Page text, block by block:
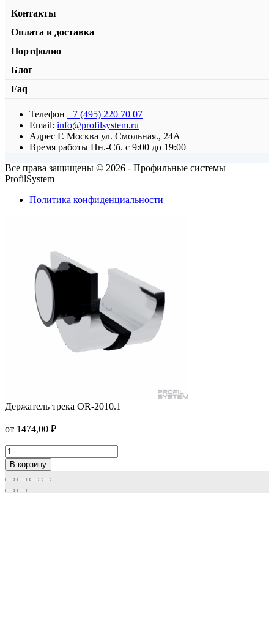
Дверной доводчик напольный T-84D
от8639,00₽ В корзину
Контакты
Оплата и доставка
Портфолио
Блог
Faq
Телефон +7 (495) 220 70 07
Email: info@profilsystem.ru
Адрес Г. Москва ул. Смольная., 24А
Время работы Пн.-Сб. с 9:00 до 19:00
Все права защищены © 2026 - Профильные системы
ProfilSystem
Политика конфиденциальности
Держатель трека OR-2010.1
от 1474,00 ₽
Держатель
трека
OR-
2010.1
Количество
В корзину